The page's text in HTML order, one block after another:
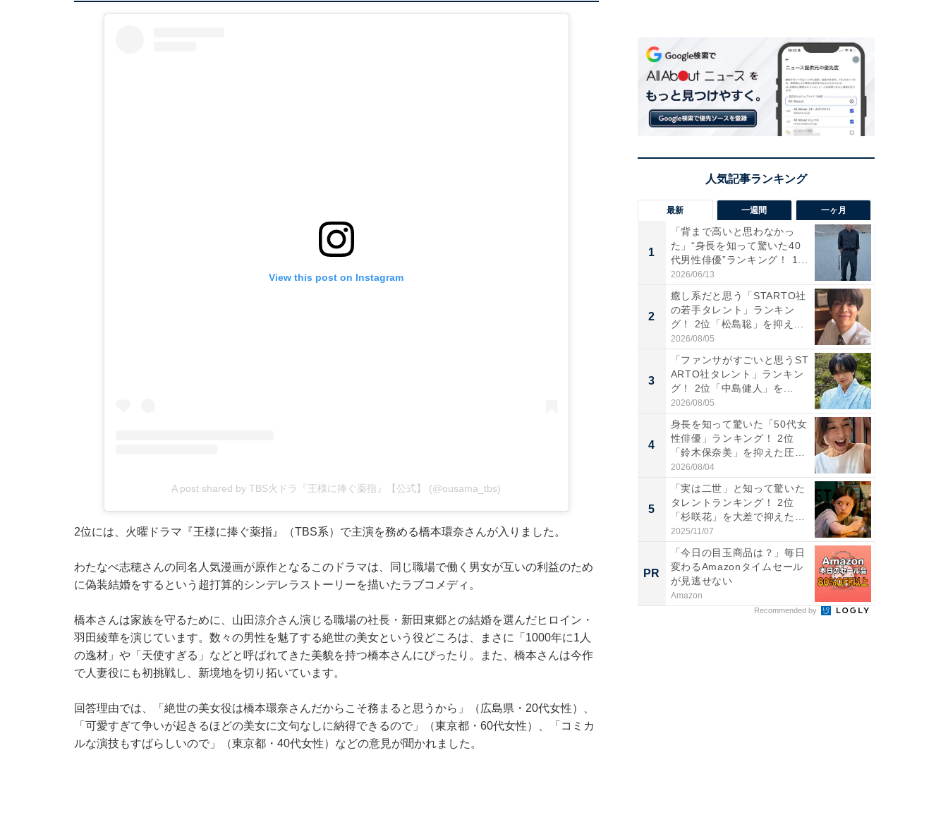
View this post on Instagram
A post shared by TBS火ドラ『王様に捧ぐ薬指』【公式】 (@ousama_tbs)
2位には、火曜ドラマ『王様に捧ぐ薬指』（TBS系）で主演を務める橋本環奈さんが入りました。
わたなべ志穂さんの同名人気漫画が原作となるこのドラマは、同じ職場で働く男女が互いの利益のため
に偽装結婚をするという超打算的シンデレラストーリーを描いたラブコメディ。
橋本さんは家族を守るために、山田涼介さん演じる職場の社長・新田東郷との結婚を選んだヒロイン・
羽田綾華を演じています。数々の男性を魅了する絶世の美女という役どころは、まさに「1000年に1人
の逸材」や「天使すぎる」などと呼ばれてきた美貌を持つ橋本さんにぴったり。また、橋本さんは今作
で人妻役にも初挑戦し、新境地を切り拓いています。
回答理由では、「絶世の美女役は橋本環奈さんだからこそ務まると思うから」（広島県・20代女性）、
「可愛すぎて争いが起きるほどの美女に文句なしに納得できるので」（東京都・60代女性）、「コミカ
ルな演技もすばらしいので」（東京都・40代女性）などの意見が聞かれました。
最新 一週間 一ヶ月
1
「背まで高いと思わなかっ
た」“身長を知って驚いた40
代男性俳優”ランキング！ 1...
2026/06/13
2
癒し系だと思う「STARTO社
の若手タレント」ランキン
グ！ 2位「松島聡」を抑え...
2026/08/05
3
「ファンサがすごいと思うST
ARTO社タレント」ランキン
グ！ 2位「中島健人」を...
2026/08/05
4
身長を知って驚いた「50代女
性俳優」ランキング！ 2位
「鈴木保奈美」を抑えた圧
倒...
2026/08/04
5
「実は二世」と知って驚いた
タレントランキング！ 2位
「杉咲花」を大差で抑えた1
位...
2025/11/07
PR
「今日の目玉商品は？」毎日
変わるAmazonタイムセール
が見逃せない
Amazon
Recommended by